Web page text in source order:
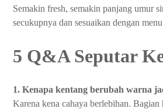
Semakin fresh, semakin panjang umur
secukupnya dan sesuaikan dengan
5 Q&A Seputar
1. Kenapa kentang berubah warna
Karena kena cahaya berlebihan.